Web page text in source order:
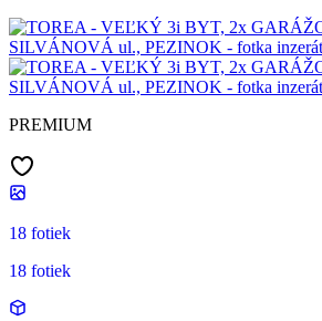
PREMIUM
18 fotiek
18 fotiek